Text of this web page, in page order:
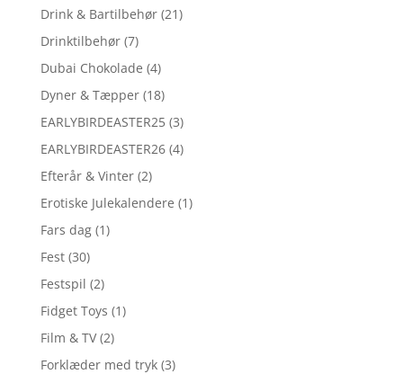
Drink & Bartilbehør (21)
Drinktilbehør (7)
Dubai Chokolade (4)
Dyner & Tæpper (18)
EARLYBIRDEASTER25 (3)
EARLYBIRDEASTER26 (4)
Efterår & Vinter (2)
Erotiske Julekalendere (1)
Fars dag (1)
Fest (30)
Festspil (2)
Fidget Toys (1)
Film & TV (2)
Forklæder med tryk (3)